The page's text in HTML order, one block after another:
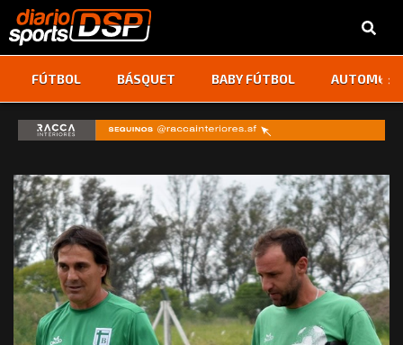
FÚTBOL BÁSQUET BABY FÚTBOL ‹ ›